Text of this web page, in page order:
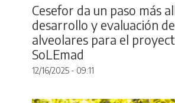
Cesefor da un paso más
desarrollo y evaluación
alveolares para el
SoLEmad
12/16/2025 - 09:11